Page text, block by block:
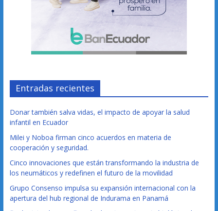
Entradas recientes
Donar también salva vidas, el impacto de apoyar la salud
infantil en Ecuador
Milei y Noboa firman cinco acuerdos en materia de
cooperación y seguridad.
Cinco innovaciones que están transformando la industria de
los neumáticos y redefinen el futuro de la movilidad
Grupo Consenso impulsa su expansión internacional con la
apertura del hub regional de Indurama en Panamá